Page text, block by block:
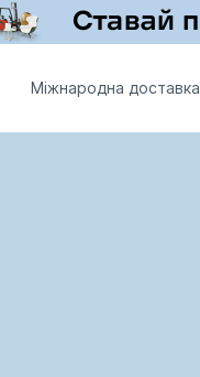
Міжнародна доставка